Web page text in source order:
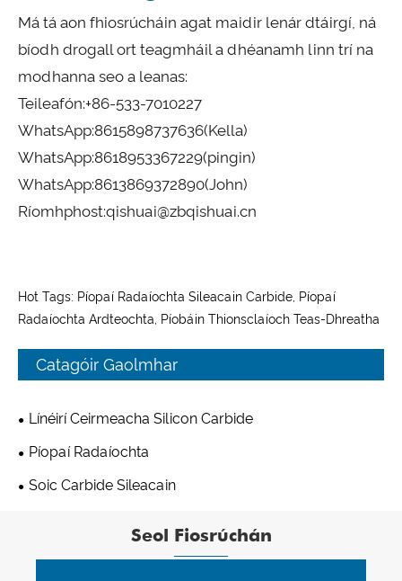
Má tá aon fhiosrúcháin agat maidir lenár dtáirgí, ná
bíodh drogall ort teagmháil a dhéanamh linn trí na
modhanna seo a leanas:
Teileafón:+86-533-7010227
WhatsApp:8615898737636(Kella)
WhatsApp:8618953367229(pingin)
WhatsApp:8613869372890(John)
Ríomhphost:qishuai@zbqishuai.cn
Hot Tags: Píopaí Radaíochta Sileacain Carbide, Píopaí
Radaíochta Ardteochta, Píobáin Thionsclaíoch Teas-Dhreatha
Catagóir Gaolmhar
Línéirí Ceirmeacha Silicon Carbide
Píopaí Radaíochta
Soic Carbide Sileacain
Seol Fiosrúchán